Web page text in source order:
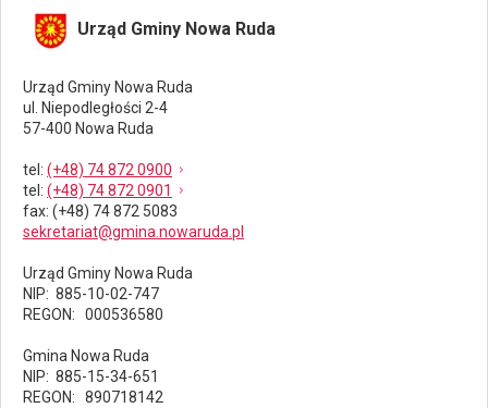
Urząd Gminy Nowa Ruda
Urząd Gminy Nowa Ruda
ul. Niepodległości 2-4
57-400 Nowa Ruda
tel : (+48) 74 872 0900
tel : (+48) 74 872 0901
fax: (+48) 74 872 5083
sekretariat@gmina.nowaruda.pl
Urząd Gminy Nowa Ruda
NIP: 885-10-02-747
REGON: 000536580
Gmina Nowa Ruda
NIP: 885-15-34-651
REGON: 890718142